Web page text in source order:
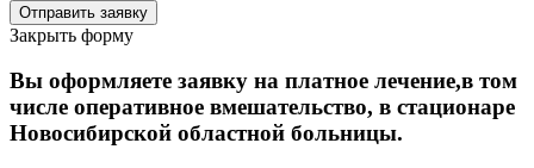
Закрыть форму
Вы оформляете заявку на платное лечение,в том
числе оперативное вмешательство, в стационаре
Новосибирской областной больницы.